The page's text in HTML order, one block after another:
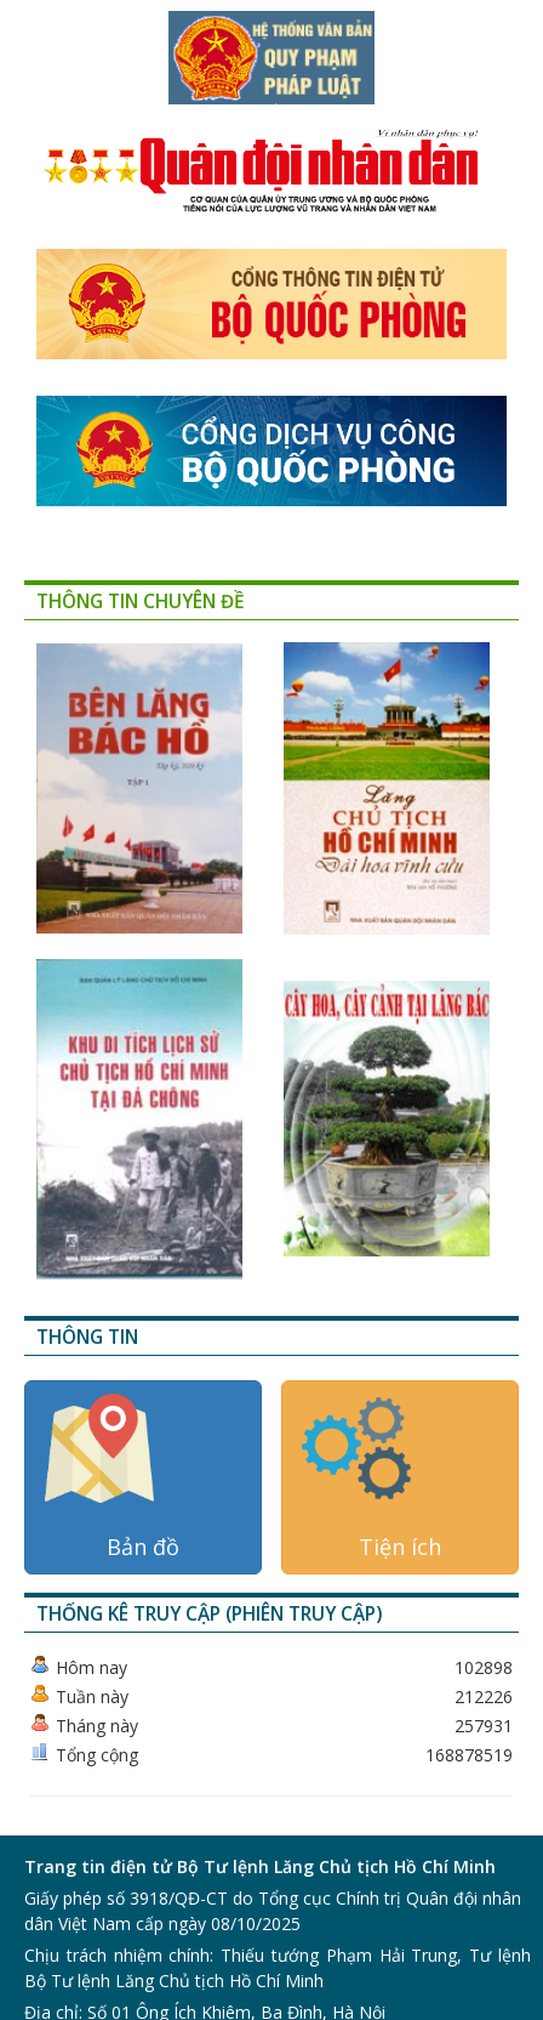
THÔNG TIN CHUYÊN ĐỀ
THÔNG TIN
Bản đồ Tiện ích
THỐNG KÊ TRUY CẬP (PHIÊN TRUY CẬP)
Hôm nay
Tuần này
Tháng này
Tổng cộng
102898
212226
257931
168878519
Trang tin điện tử Bộ Tư lệnh Lăng Chủ tịch Hồ Chí Minh
Giấy phép số 3918/QĐ-CT do Tổng cục Chính trị Quân đội nhân
dân Việt Nam cấp ngày 08/10/2025
Chịu trách nhiệm chính: Thiếu tướng Phạm Hải Trung, Tư lệnh
Bộ Tư lệnh Lăng Chủ tịch Hồ Chí Minh
Địa chỉ: Số 01 Ông Ích Khiêm, Ba Đình, Hà Nội